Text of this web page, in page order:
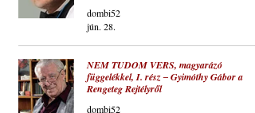
dombi52
jún. 28.
NEM TUDOM VERS, magyarázó
függelékkel, I. rész ‒ Gyimóthy Gábor a
Rengeteg Rejtélyről
dombi52